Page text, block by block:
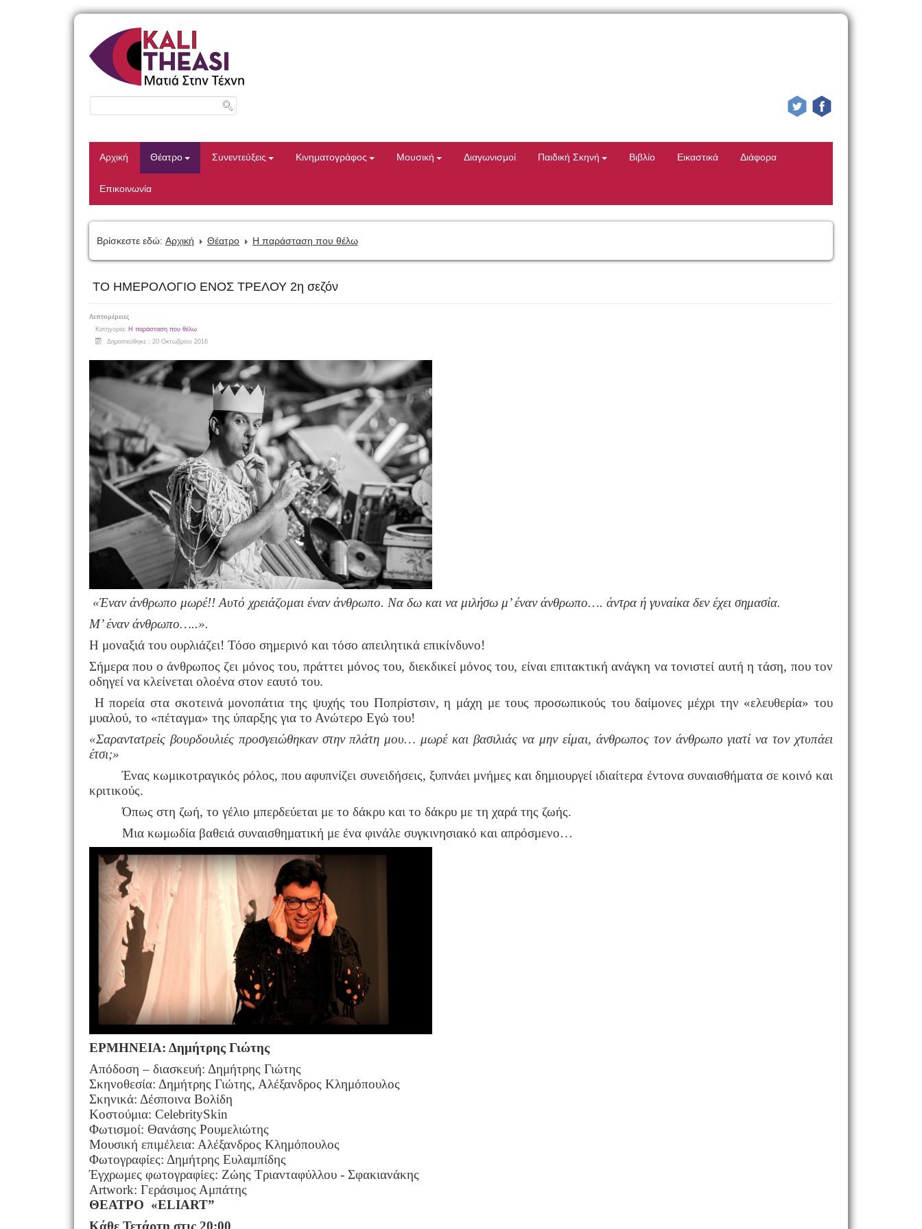
Αρχική Θέατρο Συνεντεύξεις Κινηματογράφος Μουσική Διαγωνισμοί Παιδική Σκηνή Βιβλίο Εικαστικά Διάφορα
Επικοινωνία
Βρίσκεστε εδώ: Αρχική Θέατρο Η παράσταση που θέλω
ΤΟ ΗΜΕΡΟΛΟΓΙΟ ΕΝΟΣ ΤΡΕΛΟΥ 2η σεζόν
Λεπτομέρειες
Κατηγορία: Η παράσταση που θέλω
Δημοσιεύθηκε : 20 Οκτωβρίου 2016
«Έναν άνθρωπο μωρέ!! Αυτό χρειάζομαι έναν άνθρωπο. Να δω και να μιλήσω μ’ έναν άνθρωπο…. άντρα ή γυναίκα δεν έχει σημασία.
Μ’ έναν άνθρωπο…..».
Η μοναξιά του ουρλιάζει! Τόσο σημερινό και τόσο απειλητικά επικίνδυνο!
Σήμερα που ο άνθρωπος ζει μόνος του, πράττει μόνος του, διεκδικεί μόνος του, είναι επιτακτική ανάγκη να τονιστεί αυτή η τάση, που τον
οδηγεί να κλείνεται ολοένα στον εαυτό του.
Η πορεία στα σκοτεινά μονοπάτια της ψυχής του Ποπρίστσιν, η μάχη με τους προσωπικούς του δαίμονες μέχρι την «ελευθερία» του
μυαλού, το «πέταγμα» της ύπαρξης για το Ανώτερο Εγώ του!
«Σαραντατρείς βουρδουλιές προσγειώθηκαν στην πλάτη μου… μωρέ και βασιλιάς να μην είμαι, άνθρωπος τον άνθρωπο γιατί να τον χτυπάει
έτσι;»
Ένας κωμικοτραγικός ρόλος, που αφυπνίζει συνειδήσεις, ξυπνάει μνήμες και δημιουργεί ιδιαίτερα έντονα συναισθήματα σε κοινό και
κριτικούς.
Όπως στη ζωή, το γέλιο μπερδεύεται με το δάκρυ και το δάκρυ με τη χαρά της ζωής.
Μια κωμωδία βαθειά συναισθηματική με ένα φινάλε συγκινησιακό και απρόσμενο…
ΕΡΜΗΝΕΙΑ: Δημήτρης Γιώτης
Απόδοση – διασκευή: Δημήτρης Γιώτης
Σκηνοθεσία: Δημήτρης Γιώτης, Αλέξανδρος Κλημόπουλος
Σκηνικά: Δέσποινα Βολίδη
Κοστούμια: CelebritySkin
Φωτισμοί: Θανάσης Ρουμελιώτης
Μουσική επιμέλεια: Αλέξανδρος Κλημόπουλος
Φωτογραφίες: Δημήτρης Ευλαμπίδης
Έγχρωμες φωτογραφίες: Ζώης Τριανταφύλλου - Σφακιανάκης
Artwork: Γεράσιμος Αμπάτης
ΘΕΑΤΡΟ «ELIART”